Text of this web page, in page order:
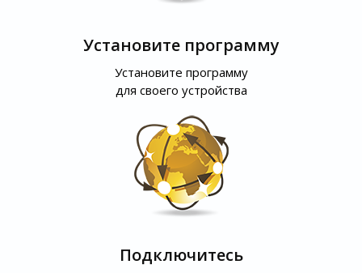
Установите программу
Установите программу
для своего устройства
Подключитесь